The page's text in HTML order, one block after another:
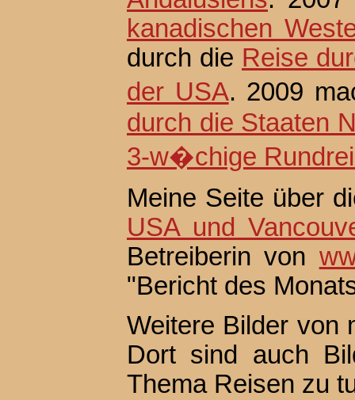
kanadischen
durch die Reise
der USA. 2009
durch die Staaten
3-w�chige
Meine Seite über
USA und
Betreiberin von
"Bericht des
Weitere Bilder von
Dort sind auch
Thema Reisen zu